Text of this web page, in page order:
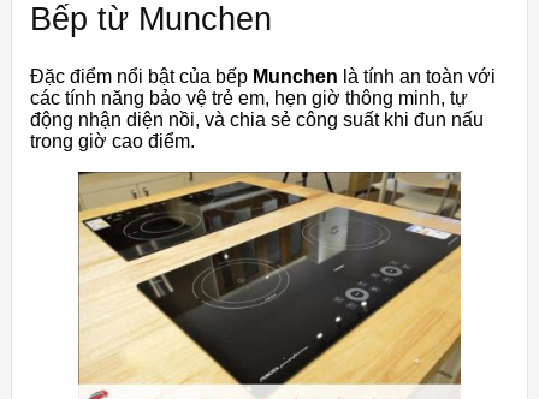
Bếp từ Munchen
Đặc điểm nổi bật của bếp Munchen là tính an toàn với
các tính năng bảo vệ trẻ em, hẹn giờ thông minh, tự
động nhận diện nồi, và chia sẻ công suất khi đun nấu
trong giờ cao điểm.